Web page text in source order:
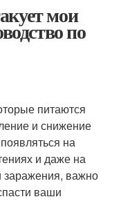
мои
по
питаются
и снижение
на
и даже на
заражения, важно
ваши